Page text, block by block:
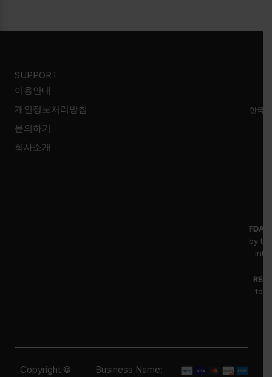
SUPPORT
이용안내
개인정보처리방침
문의하기
회사소개
한국
FDA
by
for
Copyright © Business Name: